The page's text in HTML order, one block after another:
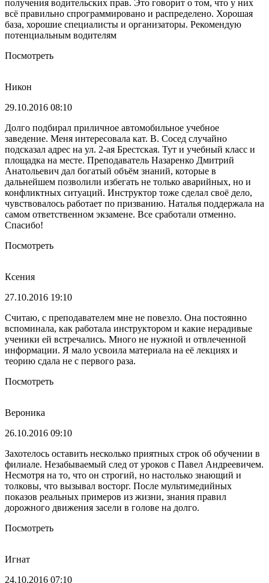
получения водительских прав. Это говорит о том, что у них
всё правильно спрограммировано и распределено. Хорошая
база, хорошие специалисты и организаторы. Рекомендую
потенциальным водителям
Посмотреть
Никон
29.10.2016 08:10
Долго подбирал приличное автомобильное учебное
заведение. Меня интересовала кат. В. Сосед случайно
подсказал адрес на ул. 2-ая Брестская. Тут и учебный класс и
площадка на месте. Преподаватель Назаренко Дмитрий
Анатольевич дал богатый объём знаний, которые в
дальнейшем позволили избегать не только аварийных, но и
конфликтных ситуаций. Инструктор тоже сделал своё дело,
чувствовалось работает по призванию. Наталья поддержала на
самом ответственном экзамене. Все сработали отменно.
Спасибо!
Посмотреть
Ксения
27.10.2016 19:10
Считаю, с преподавателем мне не повезло. Она постоянно
вспоминала, как работала инструктором и какие нерадивые
ученики ей встречались. Много не нужной и отвлеченной
информации. Я мало усвоила материала на её лекциях и
теорию сдала не с первого раза.
Посмотреть
Вероника
26.10.2016 09:10
Захотелось оставить несколько приятных строк об обучении в
филиале. Незабываемый след от уроков с Павел Андреевичем.
Несмотря на то, что он строгий, но настолько знающий и
толковы, что вызывал восторг. После мультимедийных
показов реальных примеров из жизни, знания правил
дорожного движения засели в голове на долго.
Посмотреть
Игнат
24.10.2016 07:10